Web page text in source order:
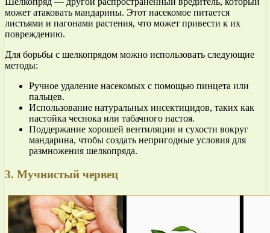
может атаковать мандарины. Этот насекомое питается
листьями и пагонами растения, что может привести к их
повреждению.
Для борьбы с шелкопрядом можно использовать следующие
методы:
Ручное удаление насекомых с помощью пинцета или
пальцев.
Использование натуральных инсектицидов, таких как
настойка чеснока или табачного настоя.
Поддержание хорошей вентиляции и сухости вокруг
мандарина, чтобы создать непригодные условия для
размножения шелкопряда.
3. Мучнистый червец